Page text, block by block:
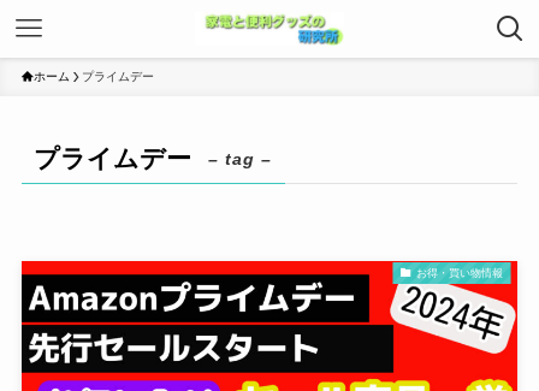
ホーム プライムデー
プライムデー – tag –
お得・買い物情報